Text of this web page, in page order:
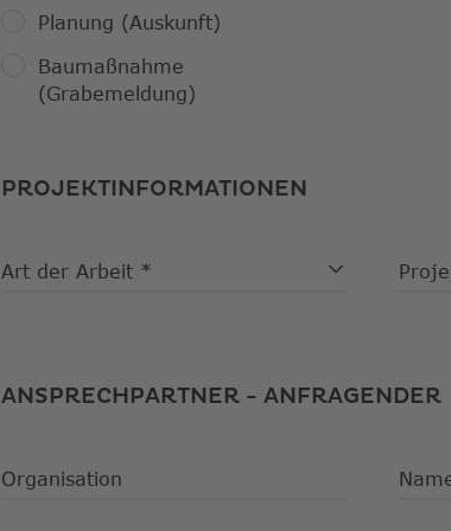
Planung (Auskunft)
Baumaßnahme
(Grabemeldung)
Anfragegrund
PROJEKTINFORMATIONEN
Art der Arbeit
Ansprechpartner
ANSPRECHPARTNER - ANFRAGENDER
Organisation